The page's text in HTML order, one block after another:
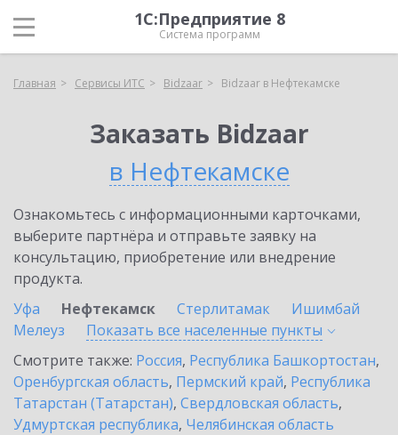
1С:Предприятие 8
Система программ
Главная Сервисы ИТС Bidzaar Bidzaar в Нефтекамске
Заказать Bidzaar
в Нефтекамске
Ознакомьтесь с информационными карточками,
выберите партнёра и отправьте заявку на
консультацию, приобретение или внедрение
продукта.
Уфа
Нефтекамск Стерлитамак
Ишимбай
Мелеуз
Показать все населенные пункты
Смотрите также: Россия, Республика Башкортостан,
Оренбургская область, Пермский край, Республика
Татарстан (Татарстан), Свердловская область,
Удмуртская республика, Челябинская область